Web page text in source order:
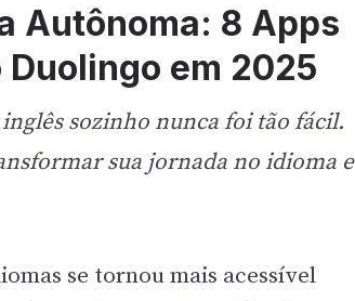
Autônoma: 8 Apps
em 2025
sozinho nunca foi tão fácil.
sua jornada no idioma e
se tornou mais acessível